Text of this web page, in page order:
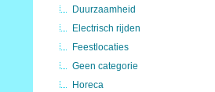
Duurzaamheid
Electrisch rijden
Feestlocaties
Geen categorie
Horeca